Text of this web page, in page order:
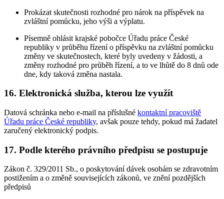
Prokázat skutečnosti rozhodné pro nárok na příspěvek na
zvláštní pomůcku, jeho výši a výplatu.
Písemně ohlásit krajské pobočce Úřadu práce České
republiky v průběhu řízení o příspěvku na zvláštní pomůcku
změny ve skutečnostech, které byly uvedeny v žádosti, a
změny rozhodné pro průběh řízení, a to ve lhůtě do 8 dnů ode
dne, kdy taková změna nastala.
16. Elektronická služba, kterou lze využít
Datová schránka nebo e-mail na příslušné kontaktní pracoviště
Úřadu práce České republiky, avšak pouze tehdy, pokud má žadatel
zaručený elektronický podpis.
17. Podle kterého právního předpisu se postupuje
Zákon č. 329/2011 Sb., o poskytování dávek osobám se zdravotním
postižením a o změně souvisejících zákonů, ve znění pozdějších
předpisů